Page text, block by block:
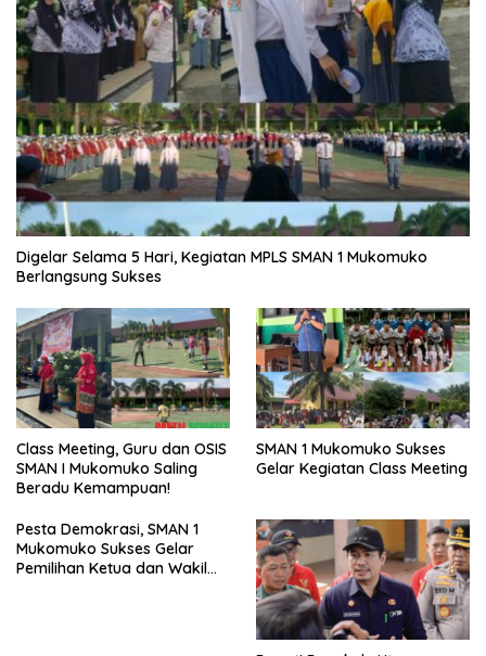
Digelar Selama 5 Hari, Kegiatan MPLS SMAN 1 Mukomuko
Berlangsung Sukses
Class Meeting, Guru dan OSIS
SMAN I Mukomuko Saling
Beradu Kemampuan!
SMAN 1 Mukomuko Sukses
Gelar Kegiatan Class Meeting
Pesta Demokrasi, SMAN 1
Mukomuko Sukses Gelar
Pemilihan Ketua dan Wakil